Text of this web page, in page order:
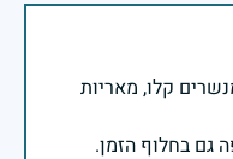
קלו, מאריות